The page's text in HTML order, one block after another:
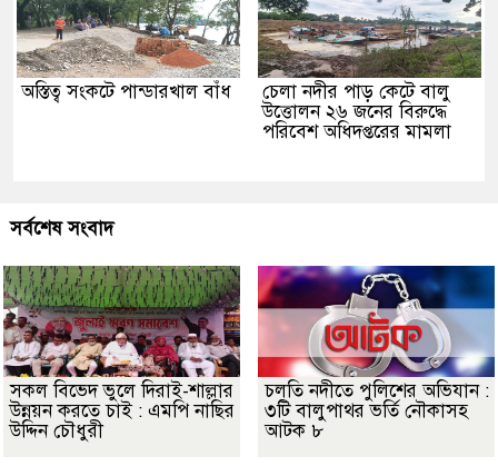
অস্তিত্ব সংকটে পান্ডারখাল বাঁধ
চেলা নদীর পাড় কেটে বালু
উত্তোলন ২৬ জনের বিরুদ্ধে
পরিবেশ অধিদপ্তরের মামলা
সর্বশেষ সংবাদ
সকল বিভেদ ভুলে দিরাই-শাল্লার
উন্নয়ন করতে চাই : এমপি নাছির
উদ্দিন চৌধুরী
চলতি নদীতে পুলিশের অভিযান :
৩টি বালুপাথর ভর্তি নৌকাসহ
আটক ৮